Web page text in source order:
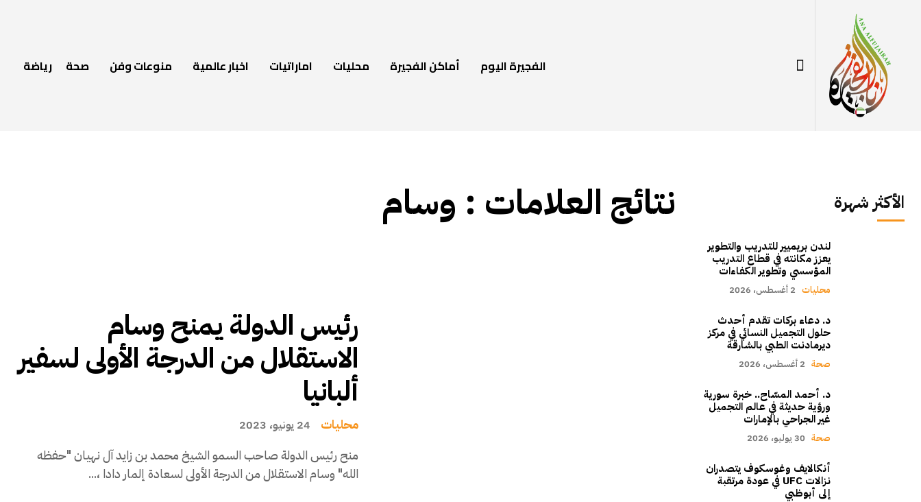
الفجيرة اليوم أماكن الفجيرة محليات اماراتيات اخبار عالمية منوعات وفن صحة رياضة
نتائج العلامات : وسام
رئيس الدولة يمنح وسام
الاستقلال من الدرجة الأولى لسفير
ألبانيا
محليات 24 يونيو، 2023
منح رئيس الدولة صاحب السمو الشيخ محمد بن زايد آل نهيان "حفظه
الله" وسام الاستقلال من الدرجة الأولى لسعادة إلمار دادا ،...
الأكثر شهرة
لندن بريميير للتدريب والتطوير
يعزز مكانته في قطاع التدريب
المؤسسي وتطوير الكفاءات
محليات 2 أغسطس، 2026
د. دعاء بركات تقدم أحدث
حلول التجميل النسائي في مركز
ديرمادنت الطبي بالشارقة
صحة 2 أغسطس، 2026
د. أحمد المسّاح.. خبرة سورية
ورؤية حديثة في عالم التجميل
غير الجراحي بالإمارات
صحة 30 يوليو، 2026
أنكالايف وغوسكوف يتصدران
نزالات UFC في عودة مرتقبة
إلى أبوظبي